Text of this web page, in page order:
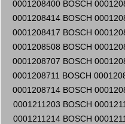
0001208400 BOSCH
0001208414 BOSCH
0001208417 BOSCH
0001208508 BOSCH
0001208707 BOSCH
0001208711 BOSCH
0001208714 BOSCH
0001211203 BOSCH
0001211214 BOSCH